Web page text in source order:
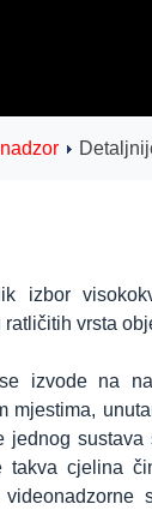
izbor
vrsta
izvode na
mjestima,
jednog
takva cjelina